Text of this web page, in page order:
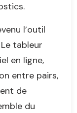
l’outil
tableur
en ligne,
entre pairs,
de
du